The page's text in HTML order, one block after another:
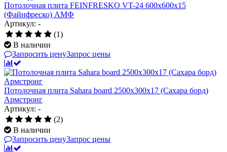
Потолочная плита FEINFRESKO VT-24 600x600x15
(Файнфреско) АМФ
Артикул: -
(1)
В наличии
Запросить ценуЗапрос цены
Потолочная плита Sahara board 2500x300x17 (Сахара борд)
Армстронг
Артикул: -
(2)
В наличии
Запросить ценуЗапрос цены